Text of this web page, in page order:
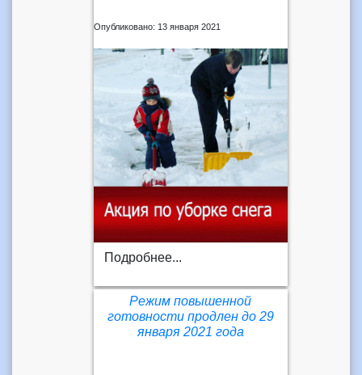
Опубликовано: 13 января 2021
Подробнее...
Режим повышенной
готовности продлен до 29
января 2021 года